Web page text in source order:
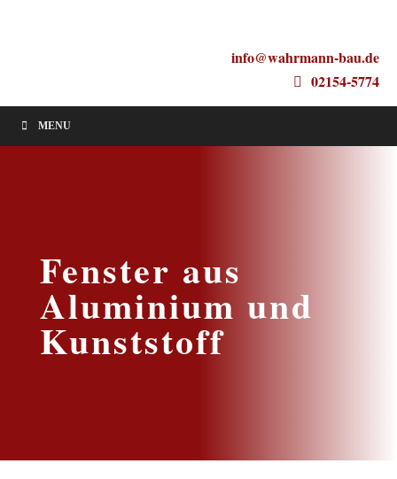
info@wahrmann-bau.de
02154-5774
MENU
Fenster aus
Aluminium und
Kunststoff